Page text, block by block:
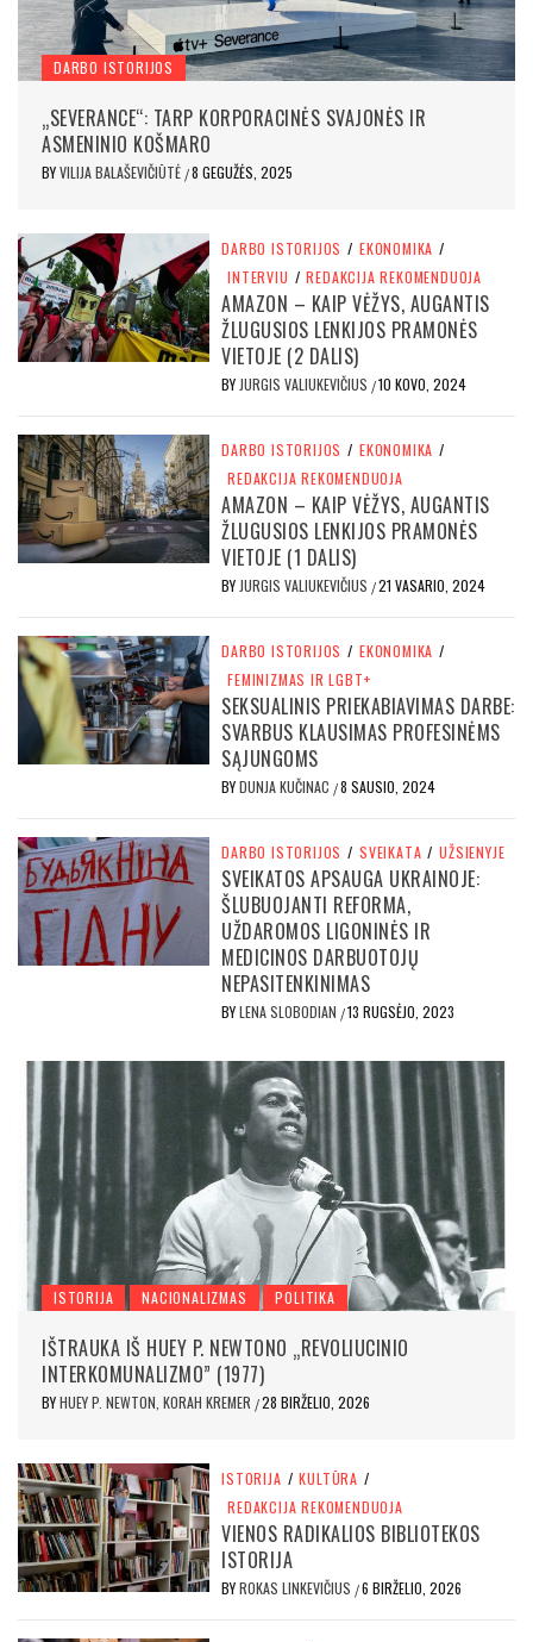
DARBO ISTORIJOS
„SEVERANCE“: TARP KORPORACINĖS SVAJONĖS IR
ASMENINIO KOŠMARO
BYVILIJA BALAŠEVIČIŪTĖ /8 GEGUŽĖS, 2025
DARBO ISTORIJOS / EKONOMIKA /
INTERVIU / REDAKCIJA REKOMENDUOJA
AMAZON – KAIP VĖŽYS, AUGANTIS
ŽLUGUSIOS LENKIJOS PRAMONĖS
VIETOJE (2 DALIS)
BY JURGIS VALIUKEVIČIUS /10 KOVO, 2024
DARBO ISTORIJOS / EKONOMIKA /
REDAKCIJA REKOMENDUOJA
AMAZON – KAIP VĖŽYS, AUGANTIS
ŽLUGUSIOS LENKIJOS PRAMONĖS
VIETOJE (1 DALIS)
BY JURGIS VALIUKEVIČIUS /21 VASARIO, 2024
DARBO ISTORIJOS / EKONOMIKA /
FEMINIZMAS IR LGBT+
SEKSUALINIS PRIEKABIAVIMAS DARBE:
SVARBUS KLAUSIMAS PROFESINĖMS
SĄJUNGOMS
BYDUNJA KUČINAC /8 SAUSIO, 2024
DARBO ISTORIJOS / SVEIKATA / UŽSIENYJE
SVEIKATOS APSAUGA UKRAINOJE:
ŠLUBUOJANTI REFORMA,
UŽDAROMOS LIGONINĖS IR
MEDICINOS DARBUOTOJŲ
NEPASITENKINIMAS
BYLENA SLOBODIAN /13 RUGSĖJO, 2023
ISTORIJA NACIONALIZMAS POLITIKA
IŠTRAUKA IŠ HUEY P. NEWTONO „REVOLIUCINIO
INTERKOMUNALIZMO” (1977)
BYHUEY P. NEWTON, KORAH KREMER /28 BIRŽELIO, 2026
ISTORIJA / KULTŪRA /
REDAKCIJA REKOMENDUOJA
VIENOS RADIKALIOS BIBLIOTEKOS
ISTORIJA
BYROKAS LINKEVIČIUS /6 BIRŽELIO, 2026